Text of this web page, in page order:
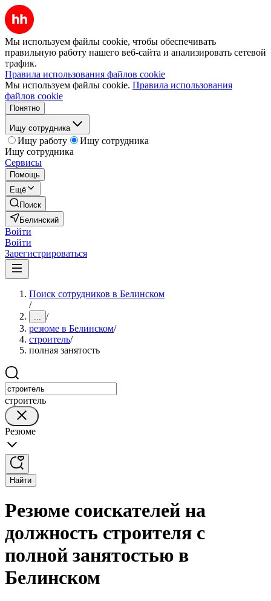
Мы используем файлы cookie, чтобы обеспечивать
правильную работу нашего веб-сайта и анализировать сетевой
трафик.
Правила использования файлов cookie
Мы используем файлы cookie. Правила использования
файлов cookie
Понятно
Ищу сотрудника
Ищу работу
Ищу сотрудника
Ищу сотрудника
Сервисы
Помощь
Ещё
Поиск
Белинский
Войти
Войти
Зарегистрироваться
Поиск сотрудников в Белинском
/
... /
резюме в Белинском/
строитель/
полная занятость
строитель
Резюме
Найти
Резюме соискателей на
должность строителя с
полной занятостью в
Белинском